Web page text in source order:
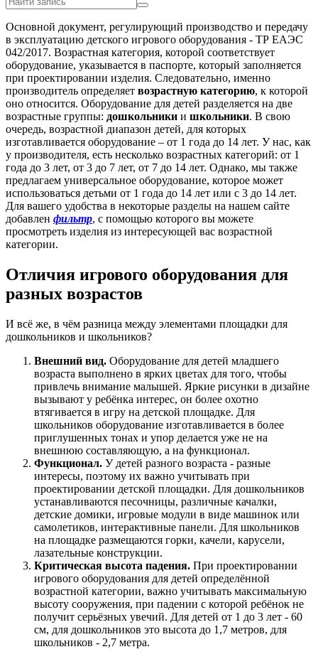
Основной документ, регулирующий производство и передачу
в эксплуатацию детского игрового оборудования - ТР ЕАЭС
042/2017. Возрастная категория, которой соответствует
оборудование, указывается в паспорте, который заполняется
при проектировании изделия. Следовательно, именно
производитель определяет возрастную категорию, к которой
оно относится. Оборудование для детей разделяется на две
возрастные группы: дошкольники и школьники. В свою
очередь, возрастной диапазон детей, для которых
изготавливается оборудование – от 1 года до 14 лет. У нас, как
у производителя, есть несколько возрастных категорий: от 1
года до 3 лет, от 3 до 7 лет, от 7 до 14 лет. Однако, мы также
предлагаем универсальное оборудование, которое может
использоваться детьми от 1 года до 14 лет или с 3 до 14 лет.
Для вашего удобства в некоторые разделы на нашем сайте
добавлен фильтр, с помощью которого вы можете
просмотреть изделия из интересующей вас возрастной
категории.
Отличия игрового оборудования для
разных возрастов
И всё же, в чём разница между элементами площадки для
дошкольников и школьников?
Внешний вид. Оборудование для детей младшего
возраста выполнено в ярких цветах для того, чтобы
привлечь внимание малышей. Яркие рисунки в дизайне
вызывают у ребёнка интерес, он более охотно
втягивается в игру на детской площадке. Для
школьников оборудование изготавливается в более
приглушенных тонах и упор делается уже не на
внешнюю составляющую, а на функционал.
Функционал. У детей разного возраста - разные
интересы, поэтому их важно учитывать при
проектировании детской площадки. Для дошкольников
устанавливаются песочницы, различные качалки,
детские домики, игровые модули в виде машинок или
самолетиков, интерактивные панели. Для школьников
на площадке размещаются горки, качели, карусели,
лазательные конструкции.
Критическая высота падения. При проектировании
игрового оборудования для детей определённой
возрастной категории, важно учитывать максимальную
высоту сооружения, при падении с которой ребёнок не
получит серьёзных увечий. Для детей от 1 до 3 лет - 60
см, для дошкольников это высота до 1,7 метров, для
школьников - 2,7 метра.